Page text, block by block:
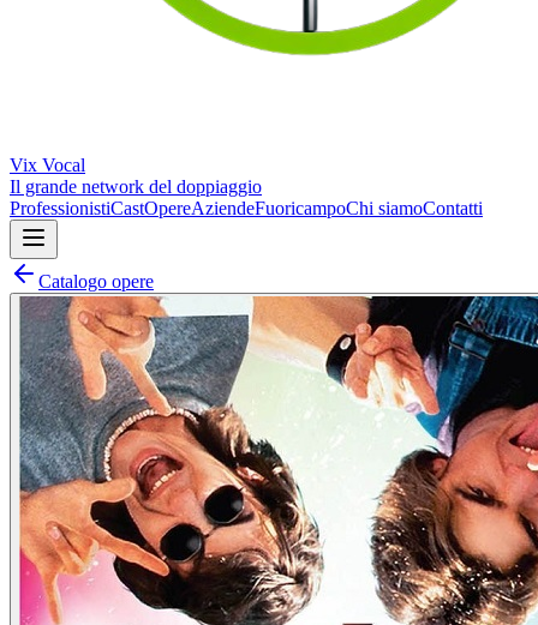
Vix Vocal
Il grande network del doppiaggio
ProfessionistiCastOpereAziendeFuoricampoChi siamoContatti
Catalogo opere